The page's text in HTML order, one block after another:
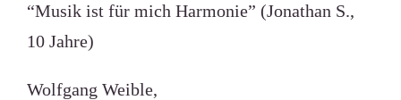
“Musik ist für mich Harmonie” (Jonathan S.,
10 Jahre)
Wolfgang Weible,